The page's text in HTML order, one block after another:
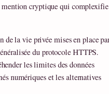
mention cryptique qui complexifie
la vie privée mises en place
du protocole HTTPS.
les limites des données
numériques et les alternatives